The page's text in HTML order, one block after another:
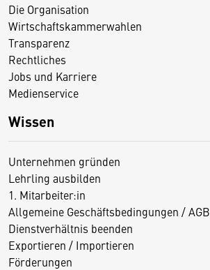
Die Organisation
Wirtschaftskammerwahlen
Transparenz
Rechtliches
Jobs und Karriere
Medienservice
Wissen
Unternehmen gründen
Lehrling ausbilden
1. Mitarbeiter:in
Allgemeine Geschäftsbedingungen / AGB
Dienstverhältnis beenden
Exportieren / Importieren
Förderungen